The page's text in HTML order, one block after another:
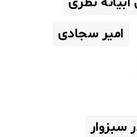
امیر سجادی
سبزوار